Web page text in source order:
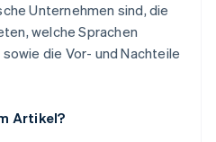
Unternehmen sind, die
welche Sprachen
die Vor- und Nachteile
Artikel?